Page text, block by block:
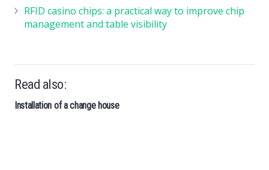
RFID casino chips: a practical way to improve chip
management and table visibility
Read also: